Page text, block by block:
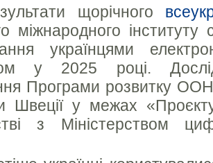
щорічного
міжнародного
українцями
у 2025 році.
Програми розвитку
Швеції у межах
з Міністерством